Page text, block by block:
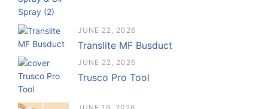
JUNE 22, 2026
Translite MF Busduct
JUNE 22, 2026
Trusco Pro Tool